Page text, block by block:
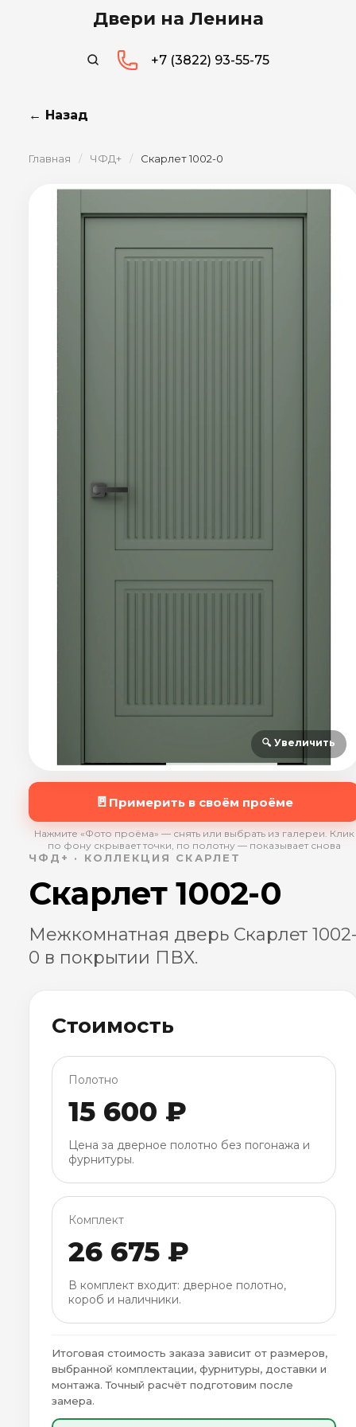
Двери на Ленина
+7 (3822) 93-55-75
← Назад
Главная / ЧФД+ / Скарлет 1002-0
🔍 Увеличить
🚪 Примерить в своём проёме
Нажмите «Фото проёма» — снять или выбрать из галереи. Клик
по фону скрывает точки, по полотну — показывает снова
ЧФД+ · КОЛЛЕКЦИЯ СКАРЛЕТ
Скарлет 1002-0
Межкомнатная дверь Скарлет
0 в покрытии ПВХ.
Стоимость
Полотно
15 600 ₽
Цена за дверное полотно без погонажа и
фурнитуры.
Комплект
26 675 ₽
В комплект входит: дверное полотно,
короб и наличники.
Итоговая стоимость заказа зависит от размеров,
выбранной комплектации, фурнитуры, доставки и
монтажа. Точный расчёт подготовим после
замера.